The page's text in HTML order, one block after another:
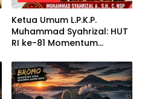
Ketua Umum L.P.K.P.
Muhammad Syahrizal: HUT
RI ke-81 Momentum
dan Keadilan bagi Seluruh
Rakyat Indonesia